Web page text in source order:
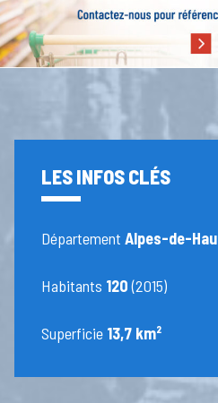
LES INFOS CLÉS
DépartementAlpes-de-
Habitants 120(2015)
Superficie 13,7 km²